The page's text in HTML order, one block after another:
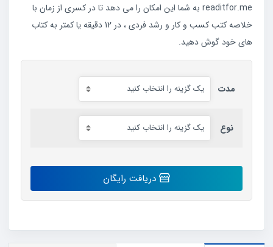
readitfor.me به شما این امکان را می دهد تا در کسری از زمان با
خلاصه کتب کسب و کار و رشد فردی ، در 12 دقیقه یا کمتر به کتاب
های خود گوش دهید.
مدت
نوع
اکانت
it
دریافت رایگان